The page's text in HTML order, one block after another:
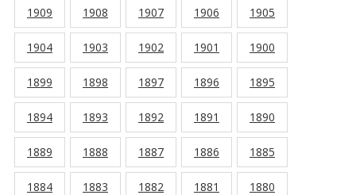
1909 1908 1907 1906 1905
1904 1903 1902 1901 1900
1899 1898 1897 1896 1895
1894 1893 1892 1891 1890
1889 1888 1887 1886 1885
1884 1883 1882 1881 1880